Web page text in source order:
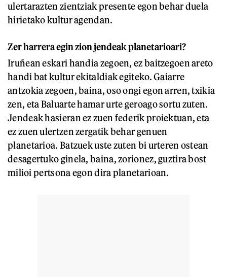
ulertarazten zientziak presente egon behar duela
hirietako kultur agendan.
Zer harrera egin zion jendeak planetarioari?
Iruñean eskari handia zegoen, ez baitzegoen areto
handi bat kultur ekitaldiak egiteko. Gaiarre
antzokia zegoen, baina, oso ongi egon arren, txikia
zen, eta Baluarte hamar urte geroago sortu zuten.
Jendeak hasieran ez zuen federik proiektuan, eta
ez zuen ulertzen zergatik behar genuen
planetarioa. Batzuek uste zuten bi urteren ostean
desagertuko ginela, baina, zorionez, guztira bost
milioi pertsona egon dira planetarioan.